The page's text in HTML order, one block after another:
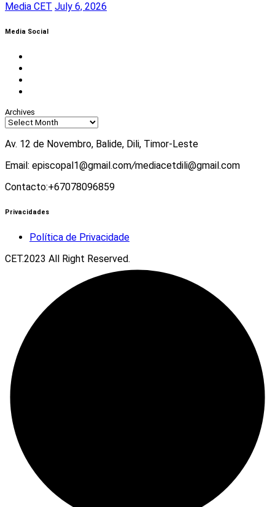
Media CET July 6, 2026
Media Social
Archives
Av. 12 de Novembro, Balide, Dili, Timor-Leste
Email: episcopal1@gmail.com/mediacetdili@gmail.com
Contacto:+67078096859
Privacidades
Política de Privacidade
CET.2023 All Right Reserved.